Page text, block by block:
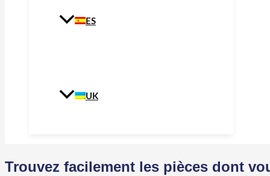
ES
UK
Trouvez facilement les pièces dont